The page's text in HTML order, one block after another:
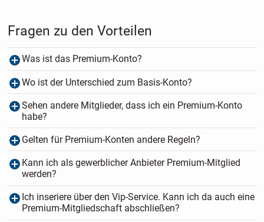
Fragen zu den Vorteilen
Was ist das Premium-Konto?
Wo ist der Unterschied zum Basis-Konto?
Sehen andere Mitglieder, dass ich ein Premium-Konto
habe?
Gelten für Premium-Konten andere Regeln?
Kann ich als gewerblicher Anbieter Premium-Mitglied
werden?
Ich inseriere über den Vip-Service. Kann ich da auch eine
Premium-Mitgliedschaft abschließen?